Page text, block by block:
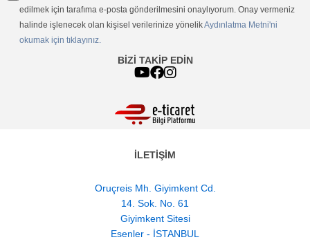
edilmek için tarafıma e-posta gönderilmesini onaylıyorum. Onay vermeniz
halinde işlenecek olan kişisel verilerinize yönelikAydınlatma Metni'ni
okumak için tıklayınız.
BİZİ TAKİP EDİN
İLETİŞİM
Oruçreis Mh. Giyimkent Cd.
14. Sok. No. 61
Giyimkent Sitesi
Esenler - İSTANBUL